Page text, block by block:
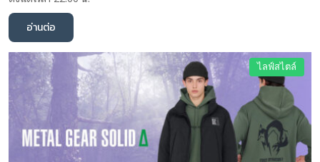
อ่านต่อ
ไลฟ์สไตล์